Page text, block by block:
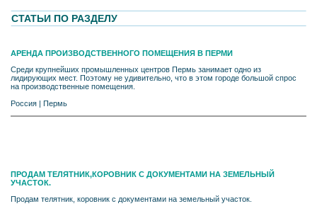
СТАТЬИ ПО РАЗДЕЛУ
АРЕНДА ПРОИЗВОДСТВЕННОГО ПОМЕЩЕНИЯ В ПЕРМИ
Среди крупнейших промышленных центров Пермь занимает одно из
лидирующих мест. Поэтому не удивительно, что в этом городе большой спрос
на производственные помещения.
Россия | Пермь
ПРОДАМ ТЕЛЯТНИК,КОРОВНИК С ДОКУМЕНТАМИ НА ЗЕМЕЛЬНЫЙ
УЧАСТОК.
Продам телятник, коровник с документами на земельный участок.